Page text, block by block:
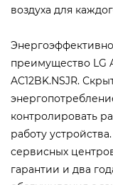
воздуха для
преимущество LG
AC12BK.NSJR.
контролировать
работу
сервисных
гарантии и два